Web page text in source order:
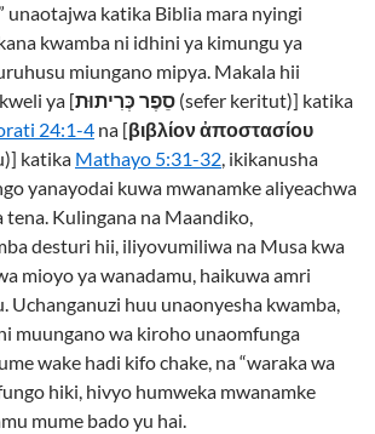
unaotajwa katika Biblia mara nyingi
kwamba ni idhini ya kimungu ya
miungano mipya. Makala hii
ya [סֵפֶר כְּרִיתוּת (sefer keritut)] katika
24:1-4 na [βιβλίον ἀποστασίου
katika Mathayo 5:31-32, ikikanusha
yanayodai kuwa mwanamke aliyeachwa
Kulingana na Maandiko,
desturi hii, iliyovumiliwa na Musa kwa
mioyo ya wanadamu, haikuwa amri
Uchanganuzi huu unaonyesha kwamba,
muungano wa kiroho unaomfunga
wake hadi kifo chake, na “waraka wa
hiki, hivyo humweka mwanamke
mume bado yu hai.